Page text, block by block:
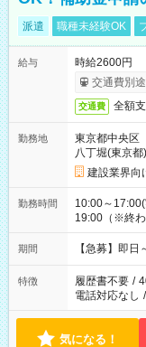
派遣 職種未経験OK
給与
時給2600円
交通費別
交通費 全額
勤務地
東京都中央区
八丁堀(東京
建設業界向
勤務時間
10:00～
19:00（※終わ
期間 【急募】即
特徴 履歴書不要 /
電話対応なし /
気になる！